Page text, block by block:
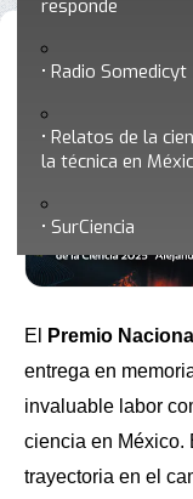
responde
Radio Somedicyt
Relatos de la
la técnica en
SurCiencia
Premio
la Ciencia
El Premio
entrega en
invaluable labor
ciencia en México.
trayectoria en el